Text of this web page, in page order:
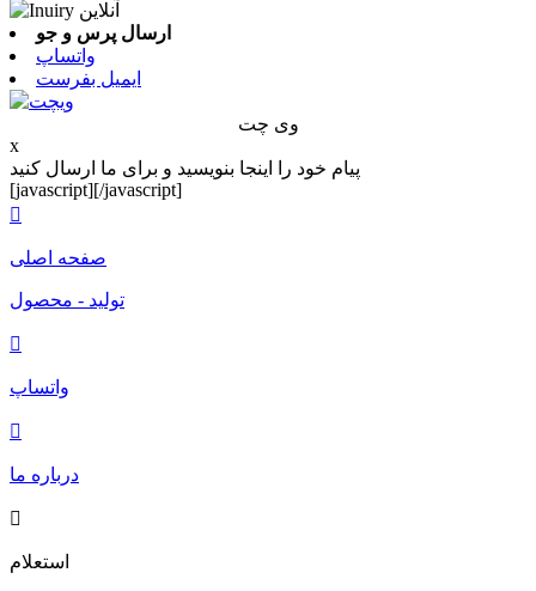
ارسال پرس و جو
واتساپ
ایمیل بفرست
وی چت
x
پیام خود را اینجا بنویسید و برای ما ارسال کنید
[javascript][/javascript]

صفحه اصلی
تولید - محصول

واتساپ

درباره ما

استعلام